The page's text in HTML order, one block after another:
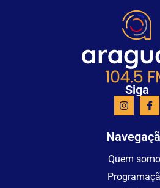
Siga
Quem